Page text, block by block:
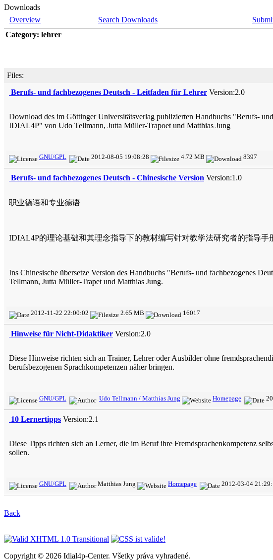
Downloads
Overview
Search Downloads
Category: lehrer
Files:
Berufs- und fachbezogenes Deutsch - Leitfaden für Lehrer Version:2.0
Download des im Göttinger Universitätsverlag publizierten Handbuchs "Berufs-
IDIAL4P" von Udo Tellmann, Jutta Müller-Trapoet und Matthias Jung
GNU/GPL 2012-08-05 19:08:28 4.72 MB 8397
Berufs- und fachbezogenes Deutsch - Chinesische Version Version:1.0
职业德语和专业德语
IDIAL4P的理论基础和其理念指导下的教材编写针对教学法研究者的指导手
Ins Chinesische übersetze Version des Handbuchs "Berufs- und fachbezogenes
Tellmann, Jutta Müller-Trapet und Matthias Jung.
2012-11-22 22:00:02 2.65 MB 16017
Hinweise für Nicht-Didaktiker Version:2.0
Diese Hinweise richten sich an Trainer, Lehrer oder Ausbilder ohne
berufsbezogenen Sprachkompetenzen näher bringen.
GNU/GPL Udo Tellmann / Matthias Jung Homepage
10 Lernertipps Version:2.1
Diese Tipps richten sich an Lerner, die im Beruf ihre Fremdsprachenkompetenz
sollen.
GNU/GPL Matthias Jung Homepage 2012-03-04
Back
Copyright © 2026 Idial4p-Center. Všetky práva vyhradené.